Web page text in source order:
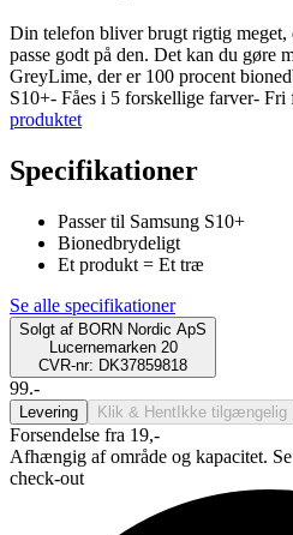
Din telefon bliver brugt rigtig meget,
passe godt på den. Det kan du gøre
GreyLime, der er 100 procent
S10+- Fåes i 5 forskellige farver- Fri
produktet
Specifikationer
Passer til Samsung S10+
Bionedbrydeligt
Et produkt = Et træ
Se alle specifikationer
Solgt af BORN Nordic ApS
Lucernemarken 20
CVR-nr: DK37859818
99.-
Levering Klik & Hent Ikke tilgængelig
Forsendelse fra 19,-
Afhængig af område og kapacitet.
check-out